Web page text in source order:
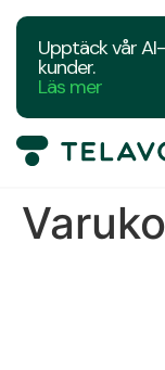
Upptäck vår
kunder.
Läs mer